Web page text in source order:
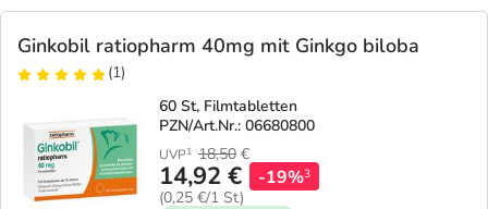
Ginkobil ratiopharm 40mg mit Ginkgo biloba
(1)
60 St, Filmtabletten
PZN/Art.Nr.: 06680800
UVP1 18,50 €
14,92 €
(0,25 €/1 St)
-19%3